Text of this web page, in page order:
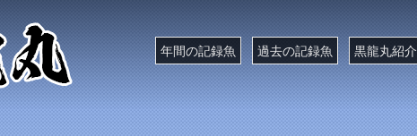
年間の記録魚 過去の記録魚 黒龍丸紹介